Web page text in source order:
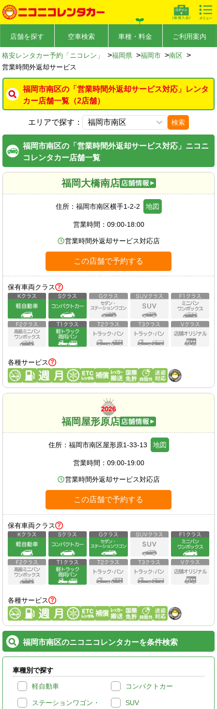
店舗を探す 空車検索 車種・料金 ご利用案内
格安レンタカー予約「ニコレン」 >福岡県 >福岡市 >南区 >
営業時間外返却サービス
福岡市南区の「営業時間外返却サービス対応」レンタ
カー店舗一覧（2店舗）
エリアで探す： 検索
福岡市南区の「営業時間外返却サービス対応」ニコニ
コレンタカー店舗一覧
福岡大橋南店
住所： 福岡市南区横手1-2-2 地図
営業時間： 09:00-18:00
営業時間外返却サービス対応店
この店舗で予約する
保有車両クラス
各種サービス
福岡屋形原店
住所： 福岡市南区屋形原1-33-13 地図
営業時間： 09:00-19:00
営業時間外返却サービス対応店
この店舗で予約する
保有車両クラス
各種サービス
福岡市南区のニコニコレンタカーを条件検索
車種別で探す
軽自動車 コンパクトカー
ステーションワゴン・
SUV